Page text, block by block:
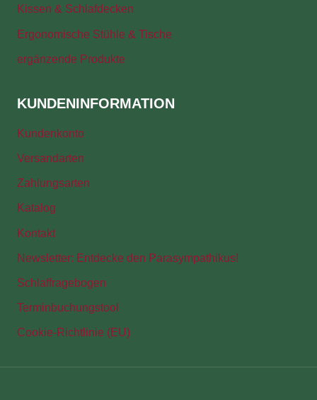
Kissen & Schlafdecken
Ergonomische Stühle & Tische
ergänzende Produkte
KUNDENINFORMATION
Kundenkonto
Versandarten
Zahlungsarten
Katalog
Kontakt
Newsletter: Entdecke den Parasympathikus!
Schlaffragebogen
Terminbuchungstool
Cookie-Richtlinie (EU)